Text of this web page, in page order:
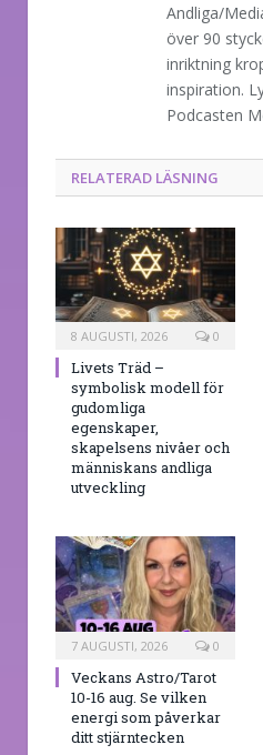
Andliga/
över 90
inriktning
inspiration.
Podcasten
RELATERAD LÄSNING
8 AUGUSTI, 2026 0
Livets Träd –
symbolisk modell för
gudomliga
egenskaper,
skapelsens nivåer och
människans andliga
utveckling
7 AUGUSTI, 2026 0
Veckans Astro/Tarot
10-16 aug. Se vilken
energi som påverkar
ditt stjärntecken